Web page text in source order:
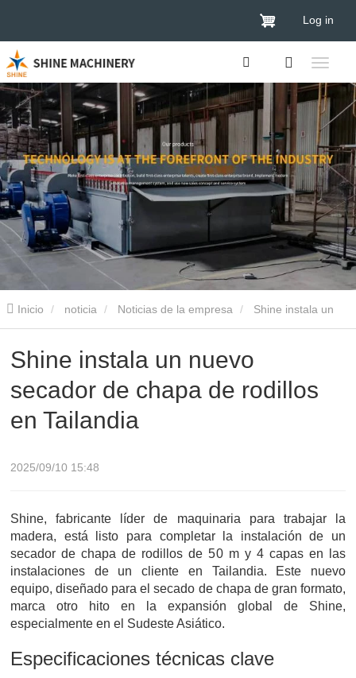
Log in
Inicio noticia Noticias de la empresa
nuevo secador de chapa de rodillos en Tailandia
Shine instala un nuevo
secador de chapa de rodillos
en Tailandia
2025/09/10 15:48
Shine, fabricante líder de maquinaria para trabajar la
madera, está listo para completar la instalación de un
secador de chapa de rodillos de 50 m y 4 capas en las
instalaciones de un cliente en Tailandia. Este nuevo
equipo, diseñado para el secado de chapa de gran formato,
marca otro hito en la expansión global de Shine,
especialmente en el Sudeste Asiático.
Especificaciones técnicas clave